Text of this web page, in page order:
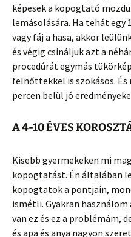
képesek a kopogtató
lemásolására. Ha tehát egy
vagy fáj a hasa, akkor
és végig csináljuk azt a
procedúrát egymás
felnőttekkel is szokásos.
percen belül jó
A 4-10 ÉVES
Kisebb gyermekeken mi
kopogtatást. Én általában
kopogtatok a pontjain,
ismétli. Gyakran
van ez és ez a problémám,
és apa és anya nagyon